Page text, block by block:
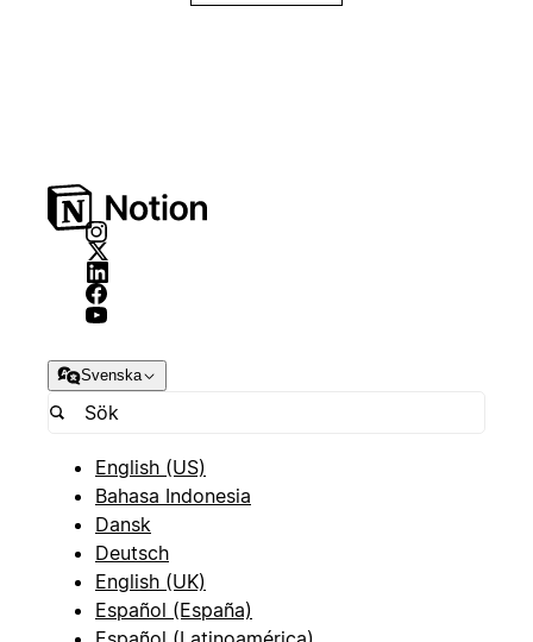
Svenska
English (US)
Bahasa Indonesia
Dansk
Deutsch
English (UK)
Español (España)